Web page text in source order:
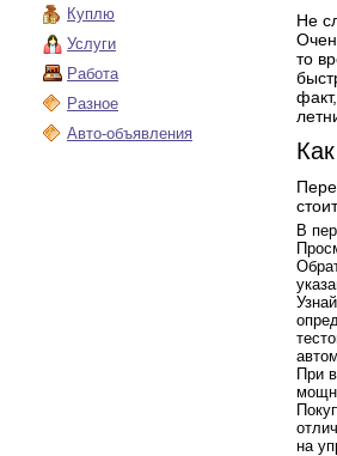
Куплю
Услуги
Работа
Разное
Авто-объявления
Не
то
В
При
на